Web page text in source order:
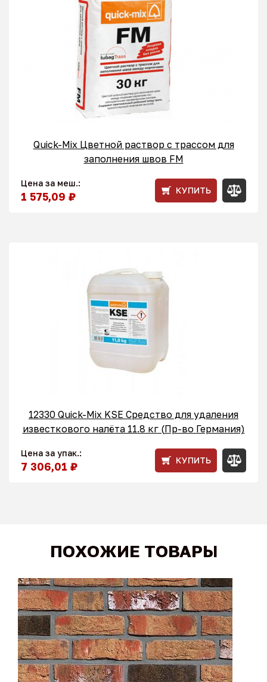
Quick-Mix Цветной раствор с трассом для
заполнения швов FM
Цена за меш.:
1 575,09 ₽ КУПИТЬ
12330 Quick-Mix KSE Средство для удаления
известкового налёта 11.8 кг (Пр-во Германия)
Цена за упак.:
7 306,01 ₽ КУПИТЬ
ПОХОЖИЕ ТОВАРЫ